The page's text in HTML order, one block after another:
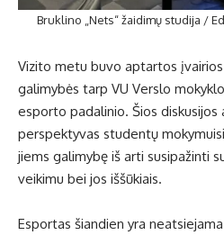
Bruklino „Nets“ žaidimų studija /
Vizito metu buvo aptartos
galimybės tarp VU Verslo
esporto padalinio. Šios diskusijos
perspektyvas studentų
jiems galimybę iš arti susipažinti
veikimu bei jos iššūkiais.
Esportas šiandien yra